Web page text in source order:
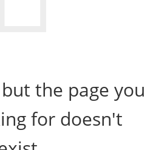
the page you
for doesn't